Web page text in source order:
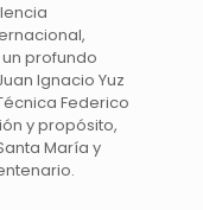
profundo
Ignacio Yuz
Federico
y propósito,
María y